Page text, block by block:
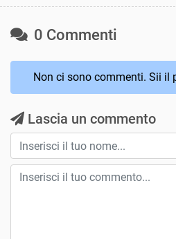
0 Commenti
Non ci sono commenti. Sii il
Lascia un commento